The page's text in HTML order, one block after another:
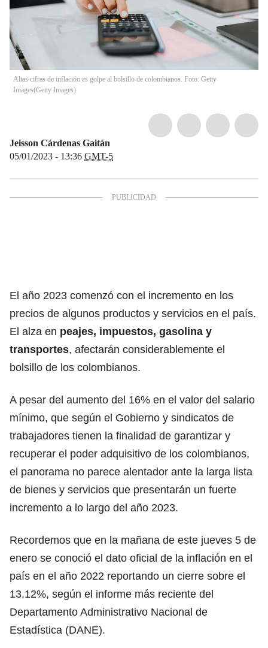
Altas cifras de inflación es golpe al bolsillo de colombianos. Foto: Getty
Images(Getty Images)
Jeisson Cárdenas Gaitán
05/01/2023 - 13:36 GMT-5
El año 2023 comenzó con el incremento en los
precios de algunos productos y servicios en el país.
El alza en peajes, impuestos, gasolina y
transportes, afectarán considerablemente el
bolsillo de los colombianos.
A pesar del aumento del 16% en el valor del salario
mínimo, que según el Gobierno y sindicatos de
trabajadores tienen la finalidad de garantizar y
recuperar el poder adquisitivo de los colombianos,
el panorama no parece alentador ante la larga lista
de bienes y servicios que presentarán un fuerte
incremento a lo largo del año 2023.
Recordemos que en la mañana de este jueves 5 de
enero se conoció el dato oficial de la inflación en el
país en el año 2022 reportando un cierre sobre el
13.12%, según el informe más reciente del
Departamento Administrativo Nacional de
Estadística (DANE).